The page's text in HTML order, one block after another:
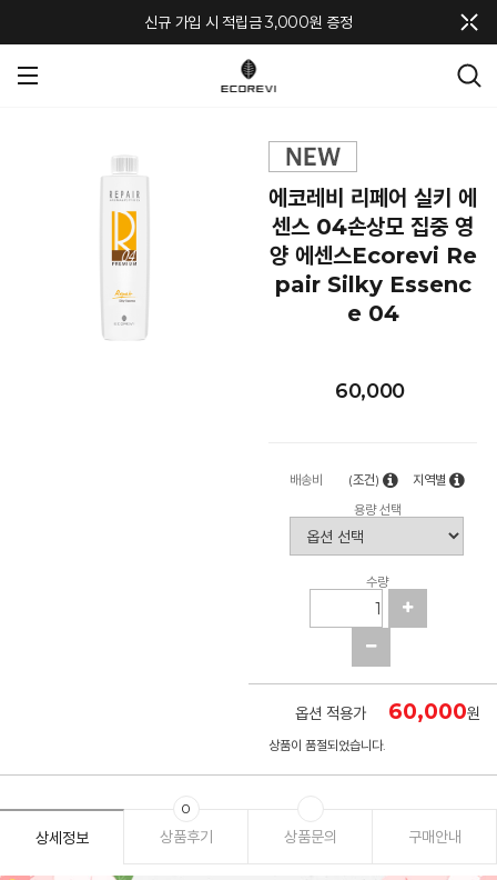
신규 가입 시 적립금 3,000원 증정
에코레비 리페어 실키 에
센스 04손상모 집중 영
양 에센스Ecorevi Re
pair Silky Essenc
e 04
60,000
배송비 (조건)
지역별
용량 선택
수량
옵션 적용가 60,000원
상품이 품절되었습니다.
상세정보 상품후기
0
상품문의 구매안내